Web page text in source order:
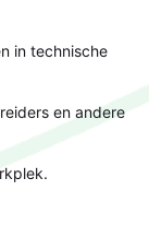
in technische
en andere